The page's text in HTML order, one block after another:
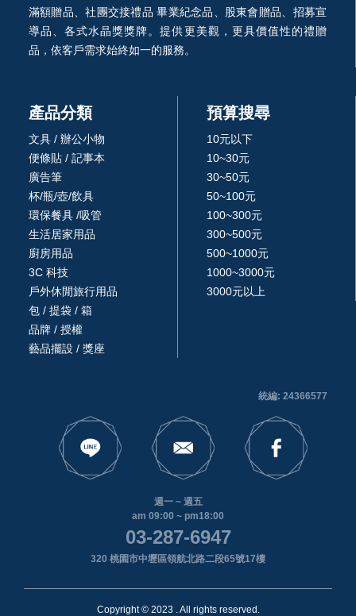
滿額贈品、社團交接禮品 畢業紀念品、股東會贈品、招募宣
導品、各式水晶獎獎牌。提供更美觀，更具價值性的禮贈
品，依客戶需求始終如一的服務。
產品分類
文具 / 辦公小物
便條貼 / 記事本
廣告筆
杯/瓶/壺/飲具
環保餐具 /吸管
生活居家用品
廚房用品
3C 科技
戶外休閒旅行用品
包 / 提袋 / 箱
品牌 / 授權
藝品擺設 / 獎座
預算搜尋
10元以下
10~30元
30~50元
50~100元
100~300元
300~500元
500~1000元
1000~3000元
3000元以上
統編: 24366577
週一 ~ 週五
am 09:00 ~ pm18:00
03-287-6947
320 桃園市中壢區領航北路二段65號17樓
Copyright © 2023 . All rights reserved.